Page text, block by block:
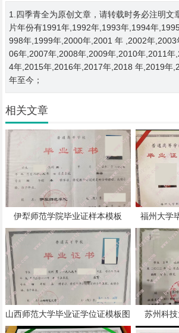
1.四季青全为原创文章，请转载时务必注明文
片年份有1991年,1992年,1993年,1994年
998年,1999年,2000年,2001 年 ,2002年
06年,2007年,2008年,2009年,2010年,2011年
4年,2015年,2016年,2017年,2018 年,2019年
年至今；
相关文章
伊犁师范学院毕业证样本模板 福州大学
山西师范大学毕业证学位证模板图
片
苏州科